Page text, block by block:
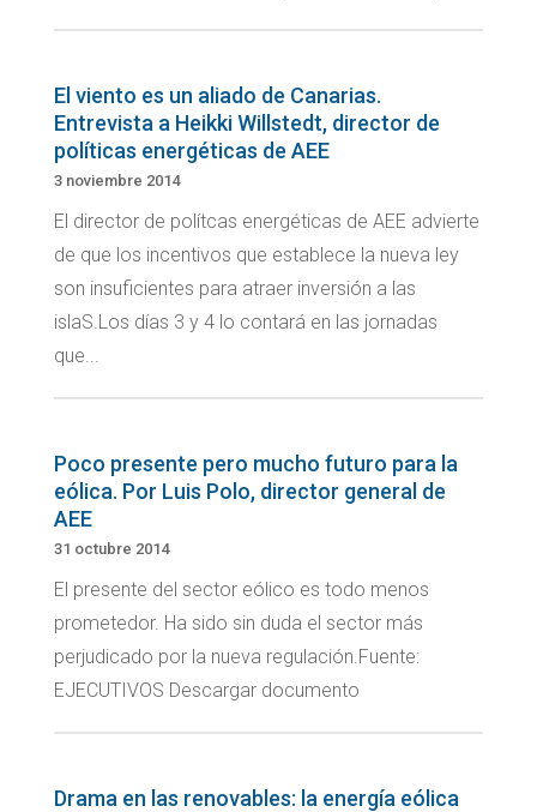
El viento es un aliado de Canarias.
Entrevista a Heikki Willstedt, director de
políticas energéticas de AEE
3 noviembre 2014
El director de polítcas energéticas de AEE advierte
de que los incentivos que establece la nueva ley
son insuficientes para atraer inversión a las
islaS.Los días 3 y 4 lo contará en las jornadas
que...
Poco presente pero mucho futuro para la
eólica. Por Luis Polo, director general de
AEE
31 octubre 2014
El presente del sector eólico es todo menos
prometedor. Ha sido sin duda el sector más
perjudicado por la nueva regulación.Fuente:
EJECUTIVOS Descargar documento
Drama en las renovables: la energía eólica